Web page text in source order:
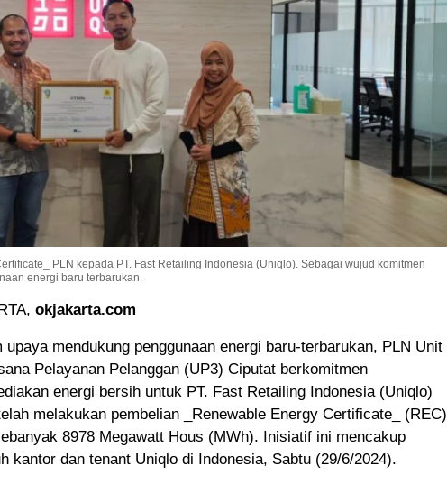
PLN kepada PT. Fast Retailing Indonesia (Uniqlo). Sebagai wujud komitmen
energi baru terbarukan.
okjakarta.com
upaya mendukung penggunaan energi baru-terbarukan, PLN Unit
Pelayanan Pelanggan (UP3) Ciputat berkomitmen
energi bersih untuk PT. Fast Retailing Indonesia (Uniqlo)
melakukan pembelian _Renewable Energy Certificate_ (REC)
8978 Megawatt Hous (MWh). Inisiatif ini mencakup
kantor dan tenant Uniqlo di Indonesia, Sabtu (29/6/2024).